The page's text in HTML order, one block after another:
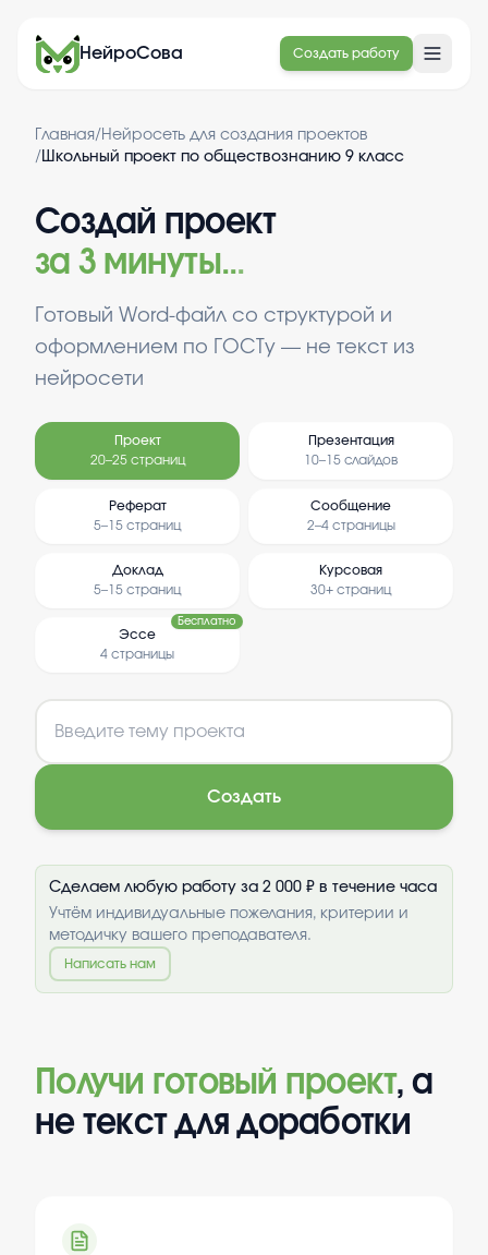
НейроСова Создать работу
Главная/ Нейросеть для создания проектов
/ Школьный проект по обществознанию 9 класс
Создай проект
за 3 минуты...
Готовый Word-файл со структурой и
оформлением по ГОСТу — не текст из
нейросети
Проект
20–25 страниц
Презентация
10–15 слайдов
Реферат
5–15 страниц
Сообщение
2–4 страницы
Доклад
5–15 страниц
Курсовая
30+ страниц
Эссе
4 страницы
Бесплатно
Создать
Сделаем любую работу за 2 000 ₽ в течение часа
Учтём индивидуальные пожелания, критерии и
методичку вашего преподавателя.
Написать нам
Получи готовый проект, а
не текст для доработки